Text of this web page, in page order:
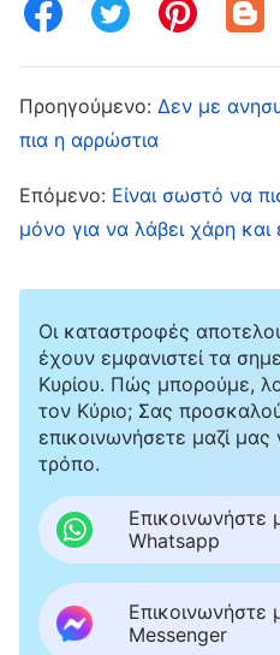
Όμως, η σκέψη του
πεθάνω. Απαρνήθηκα
και κάνω τόσα χρόνια
εγκαταλείπεις και με
αγωνία και την
το πρόσωπό μου. Είπα
«Θεέ μου, τι να κάνω;»
θυμήθηκα αυτά τα
πρέπει να βιώσεις την
εμφανιστεί; Θα πρέπει
ενώπιον του Θεού και
αναζητήσεις και να
πρόθεσή Του […]
αντιμετωπίζεις μια
περίεργη αρρώστια
Προηγούμενο: Δεν με
πια η αρρώστια
Επόμενο: Είναι σωστό να
μόνο για να λάβει χάρη και
Οι καταστροφές
έχουν εμφανιστεί τα
Κυρίου. Πώς μπορούμε,
τον Κύριο; Σας
επικοινωνήσετε μαζί μας
τρόπο.
Επικοινωνήστε
Whatsapp
Επικοινωνήστε
Messenger